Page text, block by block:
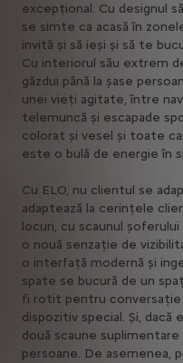
excepțional. Cu designul
se simte ca acasă în
invită și să ieși și să te
Cu interiorul său extrem
găzdui până la șase
unei vieți agitate, între
telemuncă și escapade
colorat și vesel și toate
este o bulă de energie în
Cu ELO, nu clientul se
adaptează la cerințele
locuri, cu scaunul
o nouă senzație de
o interfață modernă și
spate se bucură de un
fi rotit pentru conversație
dispozitiv special. Și,
două scaune
persoane. De asemenea,